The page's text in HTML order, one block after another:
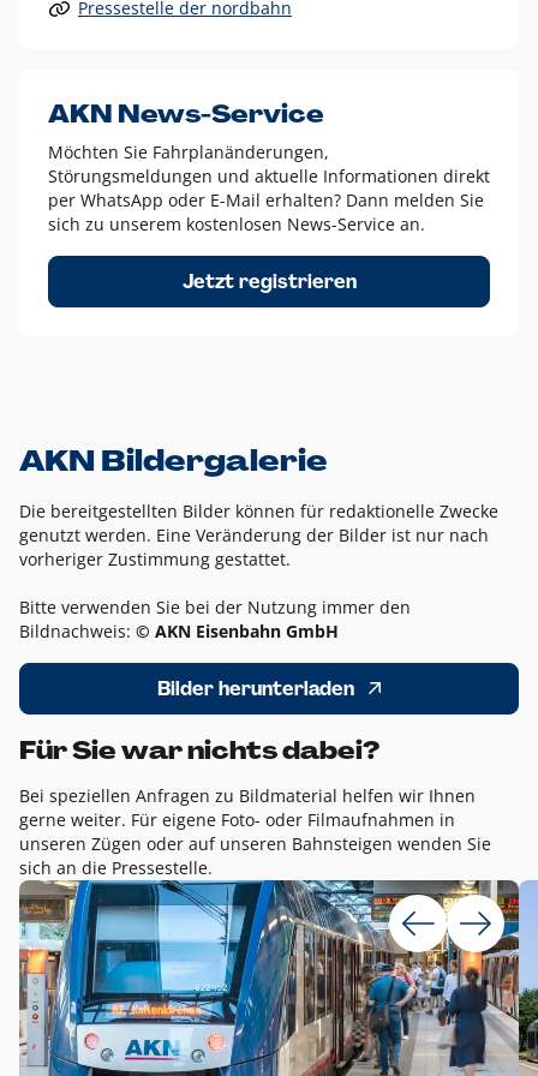
Alle anderen Logo-Varianten dürfen nur in Ausnahmefällen
Diese Ausnahmen sind zum Beispiel:
dem AKN Blau,
weißes Logo auf Fotohintergründen,
schwarzes Logo für reine Schwarz-Weiß-Umsetzungen
Um das Logo herum muss ein Schutzraum von jeweils einer
Höhe bzw. Breite des N aus AKN in alle Richtungen
Pressestelle der nordbahn
AKN News-Service
Möchten Sie Fahrplanänderungen,
Störungsmeldungen und aktuelle Informationen direkt
per WhatsApp oder E-Mail erhalten? Dann melden Sie
sich zu unserem kostenlosen News-Service an.
Jetzt registrieren
AKN Bildergalerie
Die bereitgestellten Bilder können für redaktionelle Zwecke
genutzt werden. Eine Veränderung der Bilder ist nur nach
vorheriger Zustimmung gestattet.
Bitte verwenden Sie bei der Nutzung immer den
Bildnachweis: © AKN Eisenbahn GmbH
Bilder herunterladen
Für Sie war nichts dabei?
Bei speziellen Anfragen zu Bildmaterial helfen wir Ihnen
gerne weiter. Für eigene Foto- oder Filmaufnahmen in
unseren Zügen oder auf unseren Bahnsteigen wenden Sie
sich an die Pressestelle.